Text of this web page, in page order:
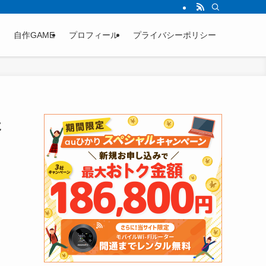
自作GAME プロフィール プライバシーポリシー